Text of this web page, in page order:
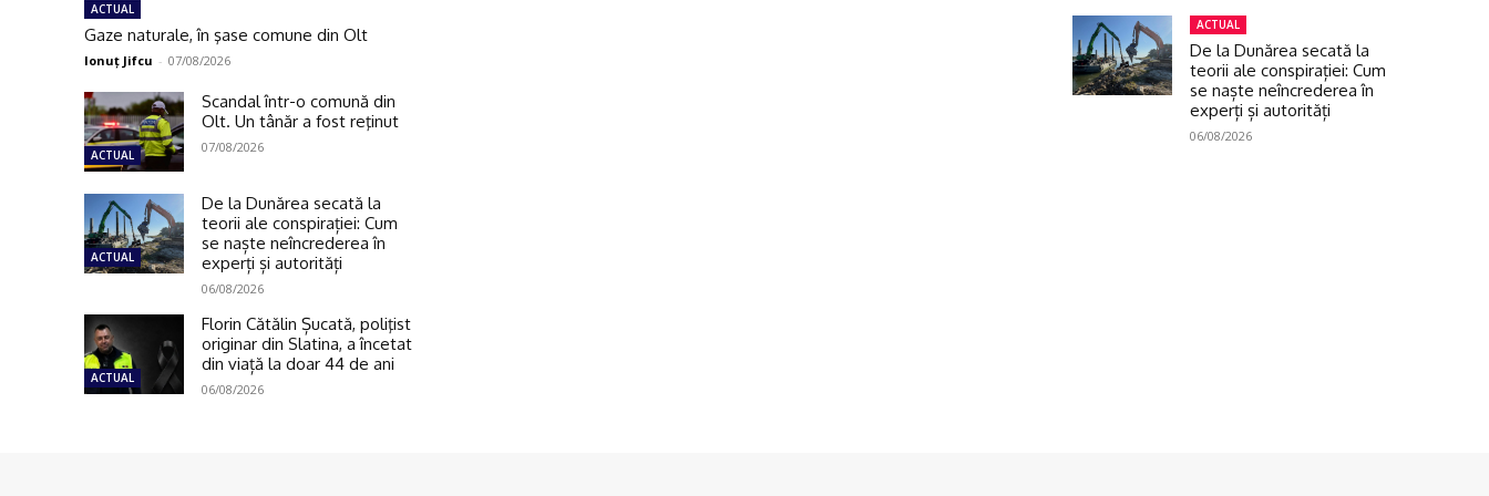
ACTUAL
Gaze naturale, în şase comune din Olt
Ionuţ Jifcu - 07/08/2026
ACTUAL
Scandal într-o comună din
Olt. Un tânăr a fost reţinut
07/08/2026
ACTUAL
De la Dunărea secată la
teorii ale conspirației: Cum
se naște neîncrederea în
experți și autorități
06/08/2026
ACTUAL
Florin Cătălin Șucată, poliţist
originar din Slatina, a încetat
din viață la doar 44 de ani
06/08/2026
ACTUAL
De la Dunărea secată la
teorii ale conspirației: Cum
se naște neîncrederea în
experți și autorități
06/08/2026